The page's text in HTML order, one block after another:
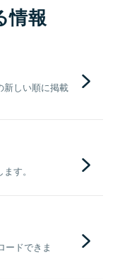
情報
新しい順に掲載
す。
ードできま